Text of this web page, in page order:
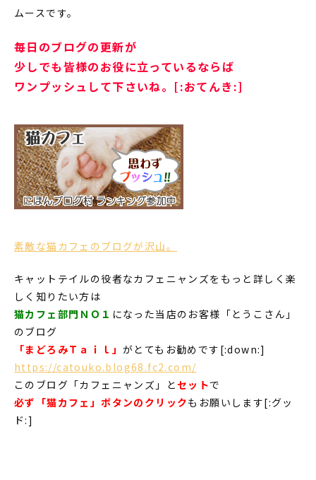
ムースです。
毎日のブログの更新が
少しでも皆様のお役に立っているならば
ワンプッシュして下さいね。[:おてんき:]
素敵な猫カフェのブログが沢山。
キャットテイルの役者なカフェニャンズをもっと詳しく楽
しく知りたい方は
猫カフェ部門ＮＯ１ になった当店のお客様「とうこさん」
のブログ
「まどろみＴａｉｌ」 がとてもお勧めです[:down:]
https://catouko.blog68.fc2.com/
このブログ「カフェニャンズ」とセットで
必ず「猫カフェ」ボタンのクリックもお願いします[:グッ
ド:]